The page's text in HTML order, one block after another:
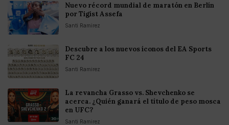
Nuevo récord mundial de maratón en Berlín
por Tigist Assefa
Santi Ramirez
Descubre a los nuevos íconos del EA Sports
FC 24
Santi Ramirez
La revancha Grasso vs. Shevchenko se
acerca. ¿Quién ganará el título de peso mosca
en UFC?
Santi Ramirez